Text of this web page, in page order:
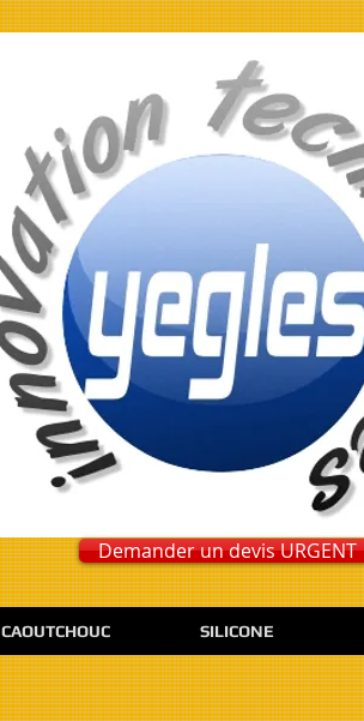
Demander un devis URGENT
CAOUTCHOUC SILICONE